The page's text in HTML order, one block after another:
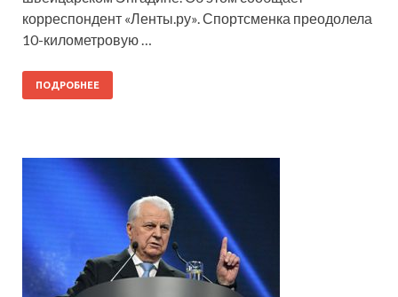
корреспондент «Ленты.ру». Спортсменка преодолела
10-километровую …
ПОДРОБНЕЕ